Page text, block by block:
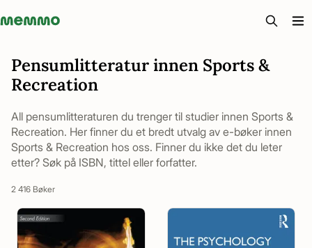
Memmo - AI-verktyg och digital kurslitteratur
Pensumlitteratur innen Sports &
Recreation
All pensumlitteraturen du trenger til studier innen Sports &
Recreation. Her finner du et bredt utvalg av e-bøker innen
Sports & Recreation hos oss. Finner du ikke det du leter
etter? Søk på ISBN, tittel eller forfatter.
2 416 Bøker